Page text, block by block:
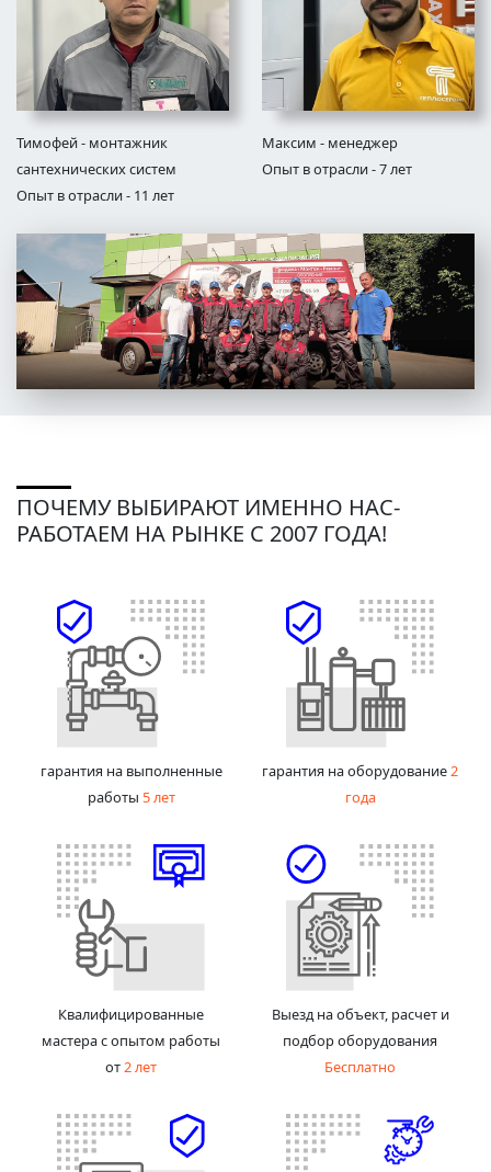
Тимофей - монтажник
сантехнических систем
Опыт в отрасли - 11 лет
Максим - менеджер
Опыт в отрасли - 7 лет
ПОЧЕМУ ВЫБИРАЮТ ИМЕННО НАС-
РАБОТАЕМ НА РЫНКЕ С 2007 ГОДА!
гарантия на выполненные
работы 5 лет
гарантия на оборудование2
года
Квалифицированные
мастера с опытом работы
от2 лет
Выезд на объект, расчет и
подбор оборудования
Бесплатно